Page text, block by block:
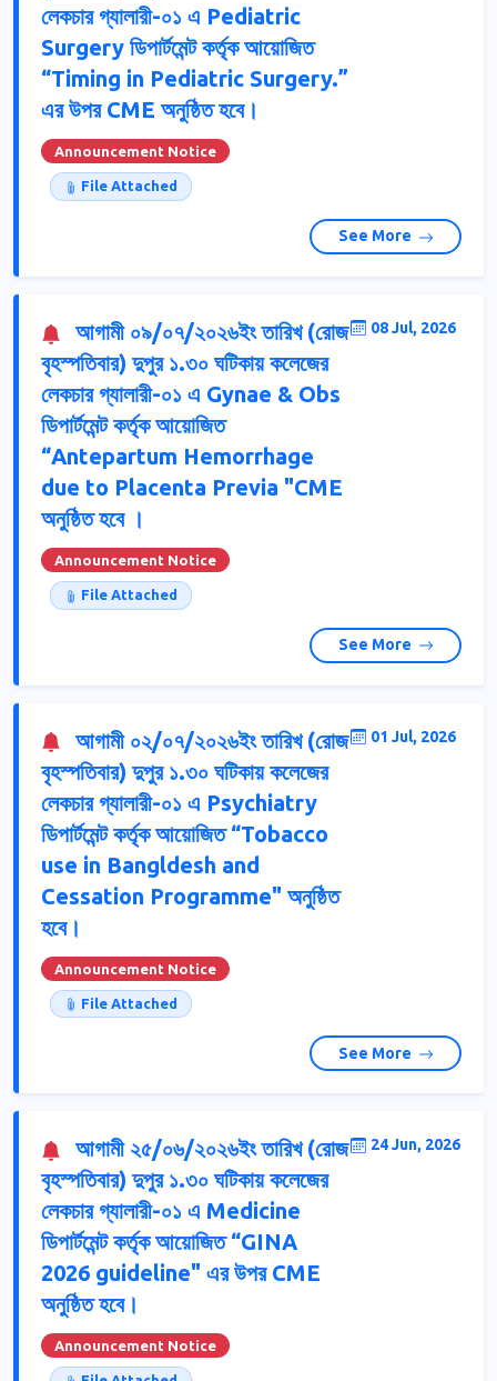
লেকচার গ্যালারী-০১ এ Pediatric
Surgery ডিপার্টমেন্ট কর্তৃক আয়োজিত
“Timing in Pediatric Surgery.”
এর উপর CME অনুষ্ঠিত হবে।
Announcement Notice
File Attached
See More
আগামী ০৯/০৭/২০২৬ইং তারিখ (রোজ
বৃহস্পতিবার) দুপুর ১.৩০ ঘটিকায় কলেজের
লেকচার গ্যালারী-০১ এ Gynae & Obs
ডিপার্টমেন্ট কর্তৃক আয়োজিত
“Antepartum Hemorrhage
due to Placenta Previa "CME
অনুষ্ঠিত হবে ।
Announcement Notice
File Attached
08 Jul, 2026
See More
আগামী ০২/০৭/২০২৬ইং তারিখ (রোজ
বৃহস্পতিবার) দুপুর ১.৩০ ঘটিকায় কলেজের
লেকচার গ্যালারী-০১ এ Psychiatry
ডিপার্টমেন্ট কর্তৃক আয়োজিত “Tobacco
use in Bangldesh and
Cessation Programme" অনুষ্ঠিত
হবে।
Announcement Notice
File Attached
01 Jul, 2026
See More
আগামী ২৫/০৬/২০২৬ইং তারিখ (রোজ
বৃহস্পতিবার) দুপুর ১.৩০ ঘটিকায় কলেজের
লেকচার গ্যালারী-০১ এ Medicine
ডিপার্টমেন্ট কর্তৃক আয়োজিত “GINA
2026 guideline" এর উপর CME
অনুষ্ঠিত হবে।
Announcement Notice
24 Jun, 2026